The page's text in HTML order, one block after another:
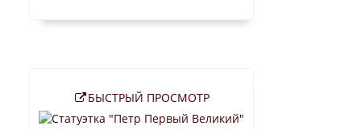
БЫСТРЫЙ ПРОСМОТР